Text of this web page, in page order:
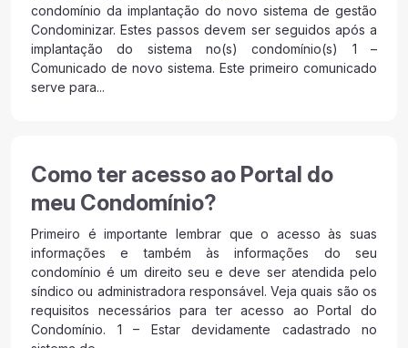
condomínio da implantação do novo sistema de gestão
Condominizar. Estes passos devem ser seguidos após a
implantação do sistema no(s) condomínio(s) 1 –
Comunicado de novo sistema. Este primeiro comunicado
serve para...
Como ter acesso ao Portal do
meu Condomínio?
Primeiro é importante lembrar que o acesso às suas
informações e também às informações do seu
condomínio é um direito seu e deve ser atendida pelo
síndico ou administradora responsável. Veja quais são os
requisitos necessários para ter acesso ao Portal do
Condomínio. 1 – Estar devidamente cadastrado no